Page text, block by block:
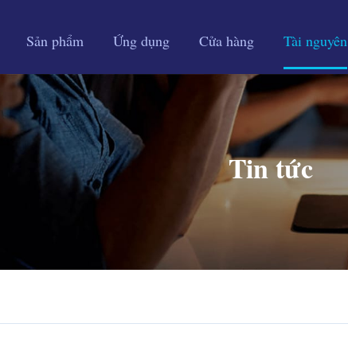
Sản phẩm Ứng dụng Cửa hàng Tài nguyên
Tin tức